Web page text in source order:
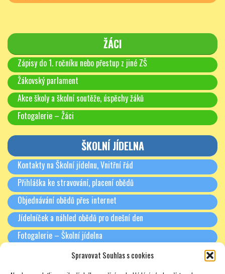
Spravovat Souhlas s cookies
ŽÁCI
Zápisy do 1. ročníku nebo přestup z jiné ZŠ
Žákovský parlament
Akce školy a školní soutěže, úspěchy žáků
Fotogalerie – Žáci
ŠKOLNÍ JÍDELNA
Kontakty na Školní jídelnu, Vnitřní řád
Přihláška ke stravování, placení obědů
Objednávání obědů přes internet
Jídelníček a náhled obědů pro dnešní den
Fotogalerie – Školní jídelna